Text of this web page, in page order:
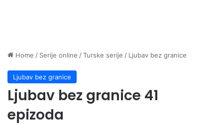
Home / Serije online /Turske serije / Ljubav bez granice
Ljubav bez granice
Ljubav bez granice 41
epizoda